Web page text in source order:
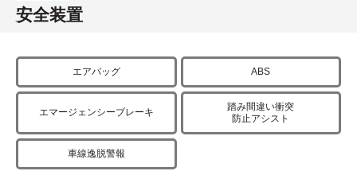
安全装置
エアバッグ ABS
エマージェンシーブレーキ
踏み間違い衝突
防止アシスト
車線逸脱警報